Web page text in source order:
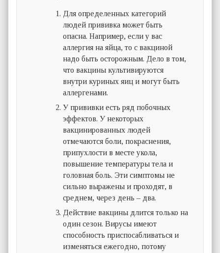
Для определенных категорий
людей прививка может быть
опасна. Например, если у вас
аллергия на яйца, то с вакциной
надо быть осторожным. Дело в том,
что вакцины культивируются
внутри куриных яиц и могут быть
аллергенами.
У прививки есть ряд побочных
эффектов. У некоторых
вакцинированных людей
отмечаются боли, покраснения,
припухлости в месте укола,
повышение температуры тела и
головная боль. Эти симптомы не
сильно выражены и проходят, в
среднем, через день – два.
Действие вакцины длится только на
один сезон. Вирусы имеют
способность приспосабливаться и
изменяться ежегодно, потому